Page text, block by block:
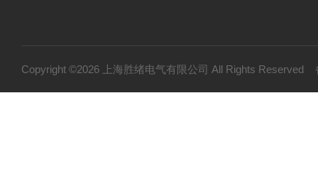
Copyright ©2026 上海胜绪电气有限公司 All Rights Reserved